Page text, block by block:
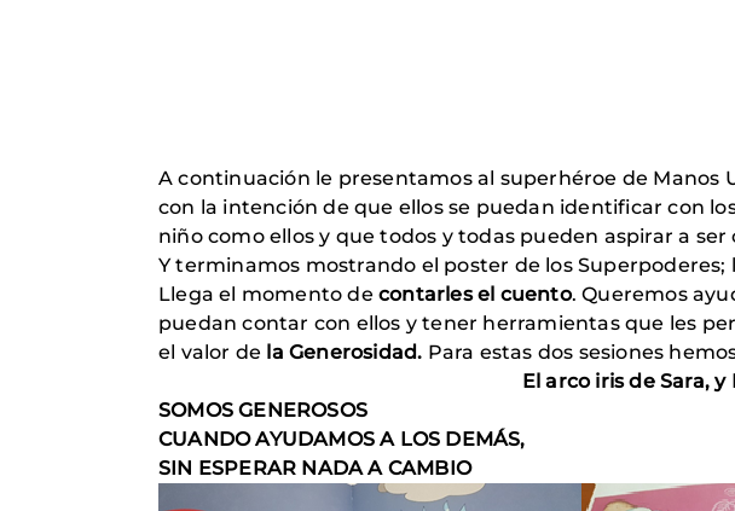
A continuación le presentamos al superhéroe de Manos
con la intención de que ellos se puedan identificar con
niño como ellos y que todos y todas pueden aspirar a ser
Y terminamos mostrando el poster de los
Llega el momento de contarles el cuento. Queremos
puedan contar con ellos y tener herramientas que les
el valor de la Generosidad. Para estas dos sesiones
El arco iris de Sara,
SOMOS GENEROSOS
CUANDO AYUDAMOS A LOS DEMÁS,
SIN ESPERAR NADA A CAMBIO